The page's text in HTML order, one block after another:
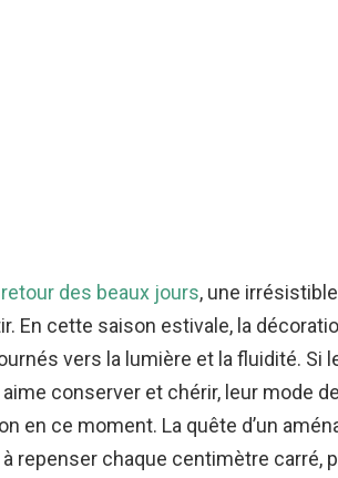
des beaux jours, une
En cette saison estivale, la
vers la lumière et la fluidité.
aime conserver et chérir, leur mode
en ce moment. La quête d’un
repenser chaque centimètre carré,